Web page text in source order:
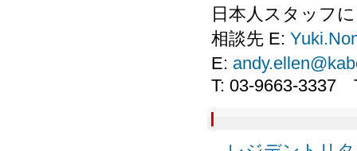
日本人スタッフ
相談先 E:
E:
T: 03-9663-3337